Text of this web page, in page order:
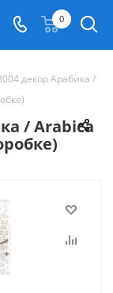
0
декор Арабика /
/ Arabica